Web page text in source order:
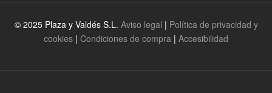
© 2025 Plaza y Valdés S.L. Aviso legal | Política de privacidad y
cookies | Condiciones de compra | Accesibilidad